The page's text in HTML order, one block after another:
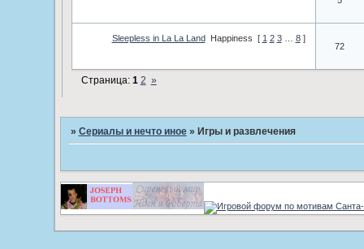
Sleepless in La La Land Happiness [ 1 2 3 8 ]
72
Страница: 1 2 »
» Сериалы и нечто иное » Игры и развлечения